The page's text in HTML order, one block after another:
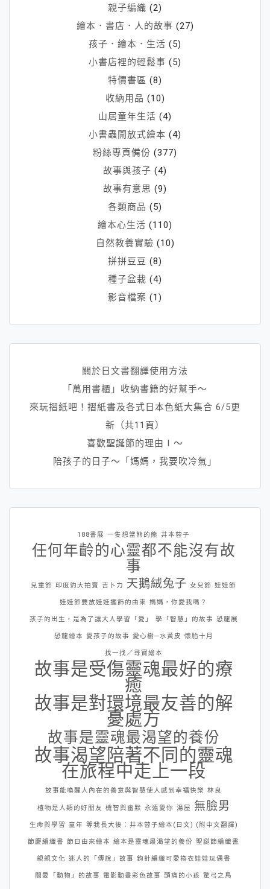
親子編織 (2)
繪本．書店．人的故事 (27)
孩子．繪本．生活 (5)
小書店裡的輕鬆事 (5)
特價書區 (8)
收納用品 (10)
山居童年生活 (4)
小書蟲開放式繪本 (4)
粉絲專頁備份 (377)
故事與孩子 (4)
故事有意思 (9)
各類商品 (5)
繪本心生活 (110)
自然教養實驗 (10)
拼拼豆豆 (8)
種子盆栽 (4)
影音檔案 (1)
關於日文書翻譯使用方法
「萬用書櫃」收納書籍的好幫手～
來玩摺紙吧！摺紙書及各式日本色紙大集合 6/5更
新（共11頁）
喜歡聖誕節的理由Ⅰ～
陪孩子的日子～「媽媽，我要吹冷氣」
188書展 一隻想當熊的熊 井本蓉子
任何年齡的心靈都不能沒有故
事
兒童節 印度豹大拍賣 吉卜力 天鵝絨兔子 女兒節 娃娃節
娃娃節要放娃娃擺飾的由來 媽媽，你愛我嗎？
孩子的出生，是為了讓大人學習「愛」 學「智慧」的故事 恐龍展
恐龍繪本 愛孩子的故事 愛心樹─水黃皮 懷胎十月
找一找／尋寶繪本
故事是受傷靈魂最好的療
癒
故事是對環境最友善的解
憂處方
故事是靈魂最渴望的養份
故事渴望陪著不同的靈魂
在旅程中走上一段
故事能喚醒人內在的善意與智慧使人感到幸福快樂 林良
植物是人類的好朋友 機智與幽默 永遠愛你 湯屋 無臉男
生命與學習 童年 等我長大後：井本蓉子繪本(日文) (附中文翻譯)
節慶編織書 節日由來繪本 繪本是靈魂最渴望的養份 聖誕節編織書
親親文化 迷人的「傳說」故事 鉤針編織可愛換衣娃娃玩偶書
關愛「動物」的故事 電影動畫彩色故事 頭痛的小孩 驚弓之鳥